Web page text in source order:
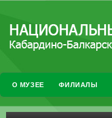
О МУЗЕЕ ФИЛИАЛЫ